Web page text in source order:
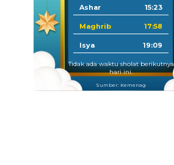
Ashar 15:23
Maghrib 17:58
Isya 19:09
Tidak ada waktu sholat berikutnya
hari ini.
Sumber: Kemenag